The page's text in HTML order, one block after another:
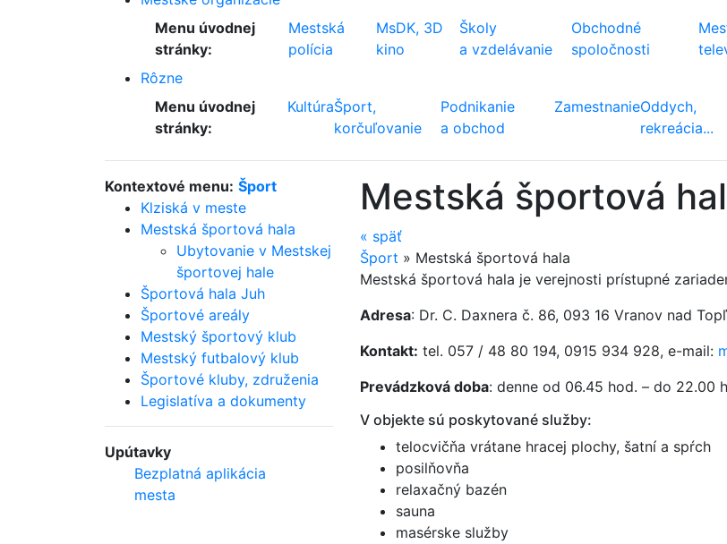
Menu úvodnej
stránky:
Mestská
polícia
MsDK, 3D
kino
Školy
a vzdelávanie
Obchodné
spoločnosti
Rôzne
Menu úvodnej
stránky:
KultúraŠport,
korčuľovanie
Podnikanie
a obchod
ZamestnanieOddych,
rekreácia...
Kontextové menu: Šport
Klziská v meste
Mestská športová hala
Ubytovanie v Mestskej
športovej hale
Športová hala Juh
Športové areály
Mestský športový klub
Mestský futbalový klub
Športové kluby, združenia
Legislatíva a dokumenty
Upútavky
Bezplatná aplikácia
mesta
Mestská športová
« späť
Šport » Mestská športová hala
Mestská športová hala je verejnosti prístupné
Adresa: Dr. C. Daxnera č. 86, 093 16 Vranov nad
Kontakt: tel. 057 / 48 80 194, 0915 934 928, e-mail:
Prevádzková doba: denne od 06.45 hod. – do 22.00
V objekte sú poskytované služby:
telocvičňa vrátane hracej plochy, šatní a spŕch
posilňovňa
relaxačný bazén
sauna
masérske služby